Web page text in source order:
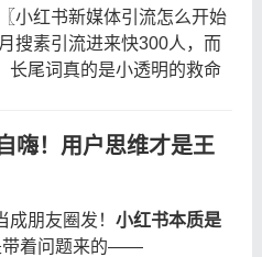
小红书新媒体引流怎么开始
搜素引流进来快300人，而
长尾词真的是小透明的救命
嗨！用户思维才是王
朋友圈发！ 小红书本质是
带着问题来的——